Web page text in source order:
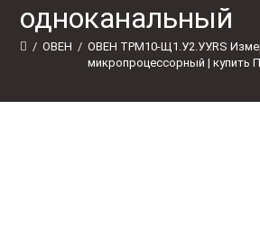
одноканальный
/ ОВЕН / ОВЕН ТРМ10-Щ1.У2.УУ.RS
микропроцессорный | купить